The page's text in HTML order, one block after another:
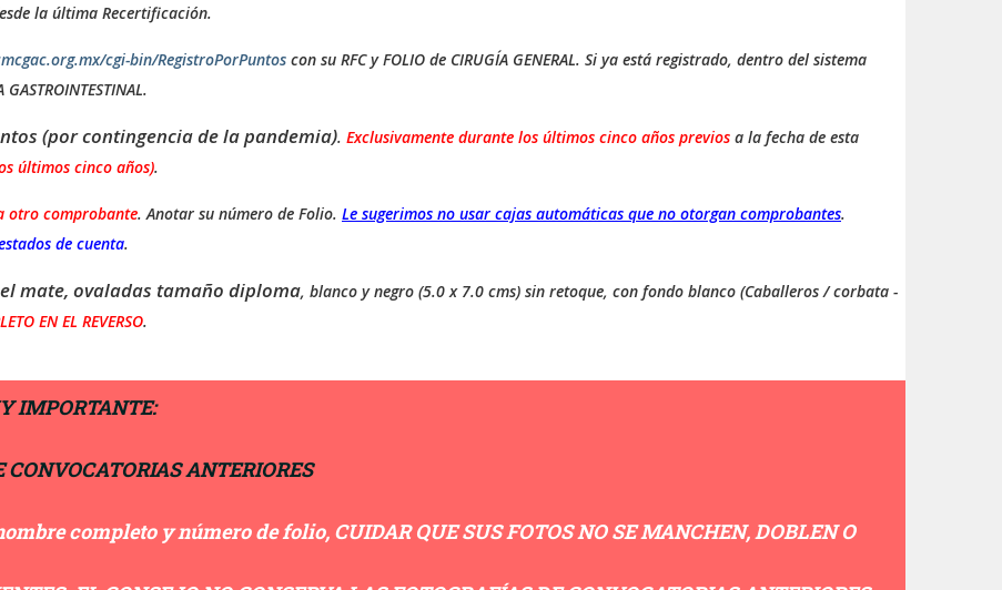
la última Recertificación.
cgi-bin/RegistroPorPuntos con su RFC y FOLIO de CIRUGÍA GENERAL. Si ya está registrado, dentro del sistema
(por contingencia de la pandemia). Exclusivamente durante los últimos cinco años previos a la fecha de esta
últimos cinco años).
otro comprobante. Anotar su número de Folio. Le sugerimos no usar cajas automáticas que no otorgan comprobantes.
de cuenta.
mate, ovaladas tamaño diploma, blanco y negro (5.0 x 7.0 cms) sin retoque, con fondo blanco (Caballeros / corbata -
EN EL REVERSO.
IMPORTANTE:
ANTERIORES
completo y número de folio, CUIDAR QUE SUS FOTOS NO SE MANCHEN, DOBLEN O